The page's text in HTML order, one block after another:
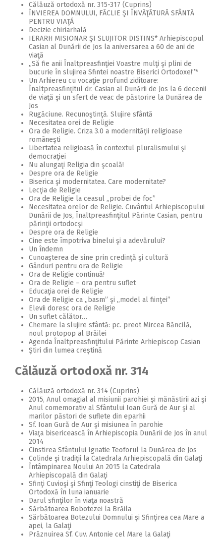
Călăuză ortodoxă nr. 315-317 (Cuprins)
ÎNVIEREA DOMNULUI, FĂCLIE ŞI ÎNVĂŢĂTURĂ SFÂNTĂ
PENTRU VIAŢĂ
Decizie chiriarhală
IERARH MISIONAR ŞI SLUJITOR DISTINS* Arhiepiscopul
Casian al Dunării de Jos la aniversarea a 60 de ani de
viaţă
,,Să fie anii Înaltpreasfinţiei Voastre mulţi şi plini de
bucurie în slujirea Sfintei noastre Biserici Ortodoxe!”*
Un Arhiereu cu vocaţie profund ziditoare:
Înaltpreasfinţitul dr. Casian al Dunării de Jos la 6 decenii
de viaţă şi un sfert de veac de păstorire la Dunărea de
Jos
Rugăciune. Recunoştinţă. Slujire sfântă
Necesitatea orei de Religie
Ora de Religie. Criza 3.0 a modernităţii religioase
româneşti
Libertatea religioasă în contextul pluralismului şi
democraţiei
Nu alungaţi Religia din şcoală!
Despre ora de Religie
Biserica şi modernitatea. Care modernitate?
Lecţia de Religie
Ora de Religie la ceasul ,,probei de foc”
Necesitatea orelor de Religie. Cuvântul Arhiepiscopului
Dunării de Jos, Înaltpreasfinţitul Părinte Casian, pentru
părinţii ortodocşi
Despre ora de Religie
Cine este împotriva binelui şi a adevărului?
Un îndemn
Cunoaşterea de sine prin credinţă şi cultură
Gânduri pentru ora de Religie
Ora de Religie continuă!
Ora de Religie – ora pentru suflet
Educaţia orei de Religie
Ora de Religie ca ,,basm” şi ,,model al fiinţei”
Elevii doresc ora de Religie
Un suflet călător…
Chemare la slujire sfântă: pc. preot Mircea Băncilă,
noul protopop al Brăilei
Agenda Înaltpreasfinţitului Părinte Arhiepiscop Casian
Ştiri din lumea creştină
Călăuză ortodoxă nr. 314
Călăuză ortodoxă nr. 314 (Cuprins)
2015, Anul omagial al misiunii parohiei şi mănăstirii azi şi
Anul comemorativ al Sfântului Ioan Gură de Aur şi al
marilor păstori de suflete din eparhii
Sf. Ioan Gură de Aur şi misiunea în parohie
Viaţa bisericească în Arhiepiscopia Dunării de Jos în anul
2014
Cinstirea Sfântului Ignatie Teoforul la Dunărea de Jos
Colinde şi tradiţii la Catedrala Arhiepiscopală din Galaţi
Întâmpinarea Noului An 2015 la Catedrala
Arhiepiscopală din Galaţi
Sfinţi Cuvioşi şi Sfinţi Teologi cinstiţi de Biserica
Ortodoxă în luna ianuarie
Darul sfinţilor în viaţa noastră
Sărbătoarea Bobotezei la Brăila
Sărbătoarea Botezului Domnului şi Sfinţirea cea Mare a
apei, la Galaţi
Prăznuirea Sf. Cuv. Antonie cel Mare la Galaţi